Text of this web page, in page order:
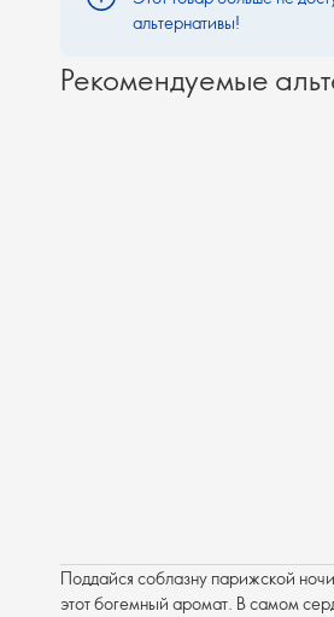
альтернативы!
Рекомендуемые
Поддайся соблазну парижской
этот богемный аромат. В самом